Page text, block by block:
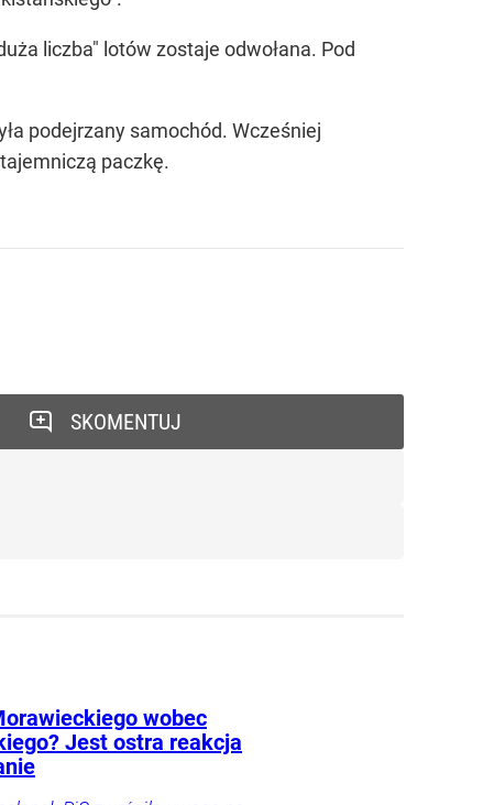
liczba" lotów zostaje odwołana. Pod
podejrzany samochód. Wcześniej
paczkę.
SKOMENTUJ
wobec
Jest ostra reakcja